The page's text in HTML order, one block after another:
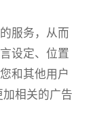
服务，从而
设定、位置
和其他用户
相关的广告